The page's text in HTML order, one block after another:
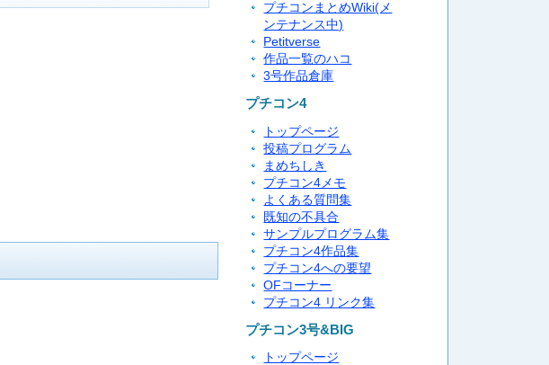
プチコンまとめWiki(メ
ンテナンス中)
Petitverse
作品一覧のハコ
3号作品倉庫
プチコン4
トップページ
投稿プログラム
まめちしき
プチコン4メモ
よくある質問集
既知の不具合
サンプルプログラム集
プチコン4作品集
プチコン4への要望
OFコーナー
プチコン4 リンク集
プチコン3号&BIG
トップページ